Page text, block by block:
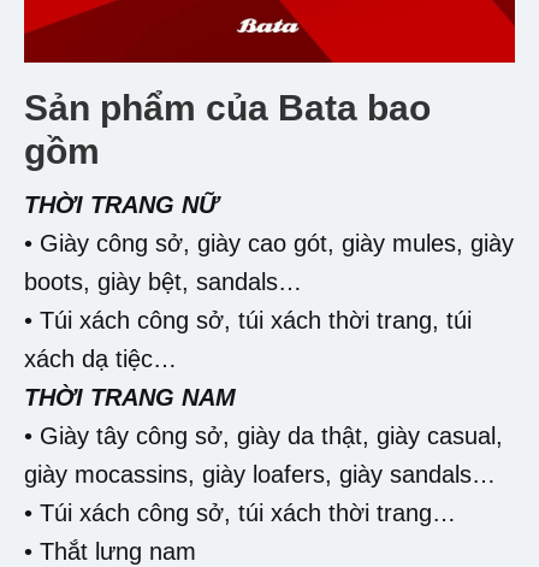
Sản phẩm của Bata bao
gồm
THỜI TRANG NỮ
• Giày công sở, giày cao gót, giày mules, giày
boots, giày bệt, sandals…
• Túi xách công sở, túi xách thời trang, túi
xách dạ tiệc…
THỜI TRANG NAM
• Giày tây công sở, giày da thật, giày casual,
giày mocassins, giày loafers, giày sandals…
• Túi xách công sở, túi xách thời trang…
• Thắt lưng nam